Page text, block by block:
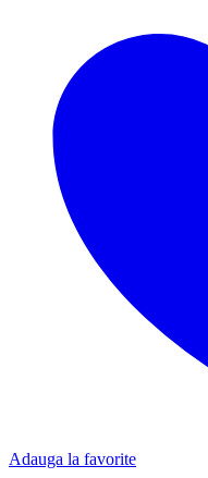
Adauga la favorite